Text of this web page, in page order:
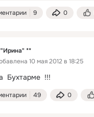
9 0
**
10 мая 2012 в 18:25
Бухтарме  !!!
49 0